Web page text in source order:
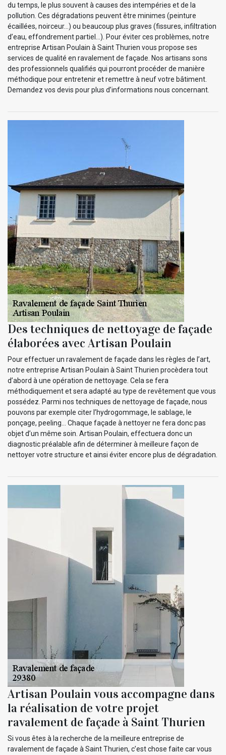
du temps, le plus souvent à causes des intempéries et de la
pollution. Ces dégradations peuvent être minimes (peinture
écaillées, noirceur…) ou beaucoup plus graves (fissures, infiltration
d’eau, effondrement partiel…). Pour éviter ces problèmes, notre
entreprise Artisan Poulain à Saint Thurien vous propose ses
services de qualité en ravalement de façade. Nos artisans sons
des professionnels qualifiés qui pourront procéder de manière
méthodique pour entretenir et remettre à neuf votre bâtiment.
Demandez vos devis pour plus d’informations nous concernant.
Des techniques de nettoyage de façade
élaborées avec Artisan Poulain
Pour effectuer un ravalement de façade dans les règles de l’art,
notre entreprise Artisan Poulain à Saint Thurien procèdera tout
d’abord à une opération de nettoyage. Cela se fera
méthodiquement et sera adapté au type de revêtement que vous
possédez. Parmi nos techniques de nettoyage de façade, nous
pouvons par exemple citer l’hydrogommage, le sablage, le
ponçage, peeling… Chaque façade à nettoyer ne fera donc pas
objet d’un même soin. Artisan Poulain, effectuera donc un
diagnostic préalable afin de déterminer à meilleure façon de
nettoyer votre structure et ainsi éviter encore plus de dégradation.
Artisan Poulain vous accompagne dans
la réalisation de votre projet
ravalement de façade à Saint Thurien
Si vous êtes à la recherche de la meilleure entreprise de
ravalement de façade à Saint Thurien, c’est chose faite car vous